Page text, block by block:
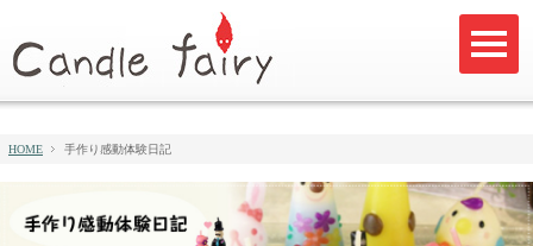
HOME 手作り感動体験日記